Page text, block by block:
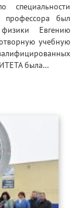
специальности
профессора был
Евгению
учебную
была…